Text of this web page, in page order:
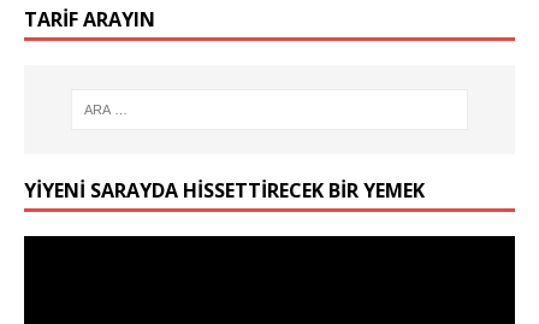
TARIF ARAYIN
YIYENI SARAYDA HISSETTIRECEK BIR YEMEK